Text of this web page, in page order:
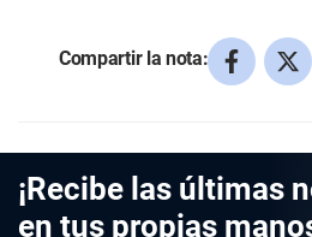
Compartir la nota:
¡Recibe las últimas
en tus propias